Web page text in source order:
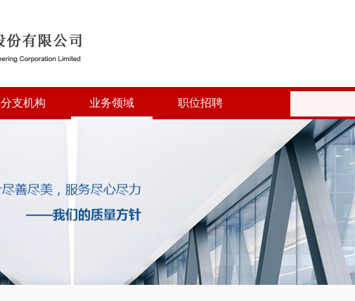
分支机构 业务领域 职位招聘